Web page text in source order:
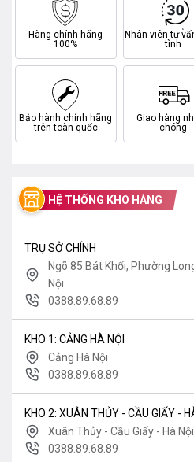
Hàng chính hãng
100%
Nhân viên tư
tình
Bảo hành chính hãng
trên toàn quốc
Giao hàng
chóng
HỆ THỐNG KHO HÀNG
TRỤ SỞ CHÍNH
Ngõ 85 Bát Khối, Phường
Nội
0388.89.68.89
KHO 1: CẢNG HÀ NỘI
Cảng Hà Nội
0388.89.68.89
KHO 2: XUÂN THỦY - CẦU GIẤY -
Xuân Thủy - Cầu Giấy - Hà Nội
0388.89.68.89